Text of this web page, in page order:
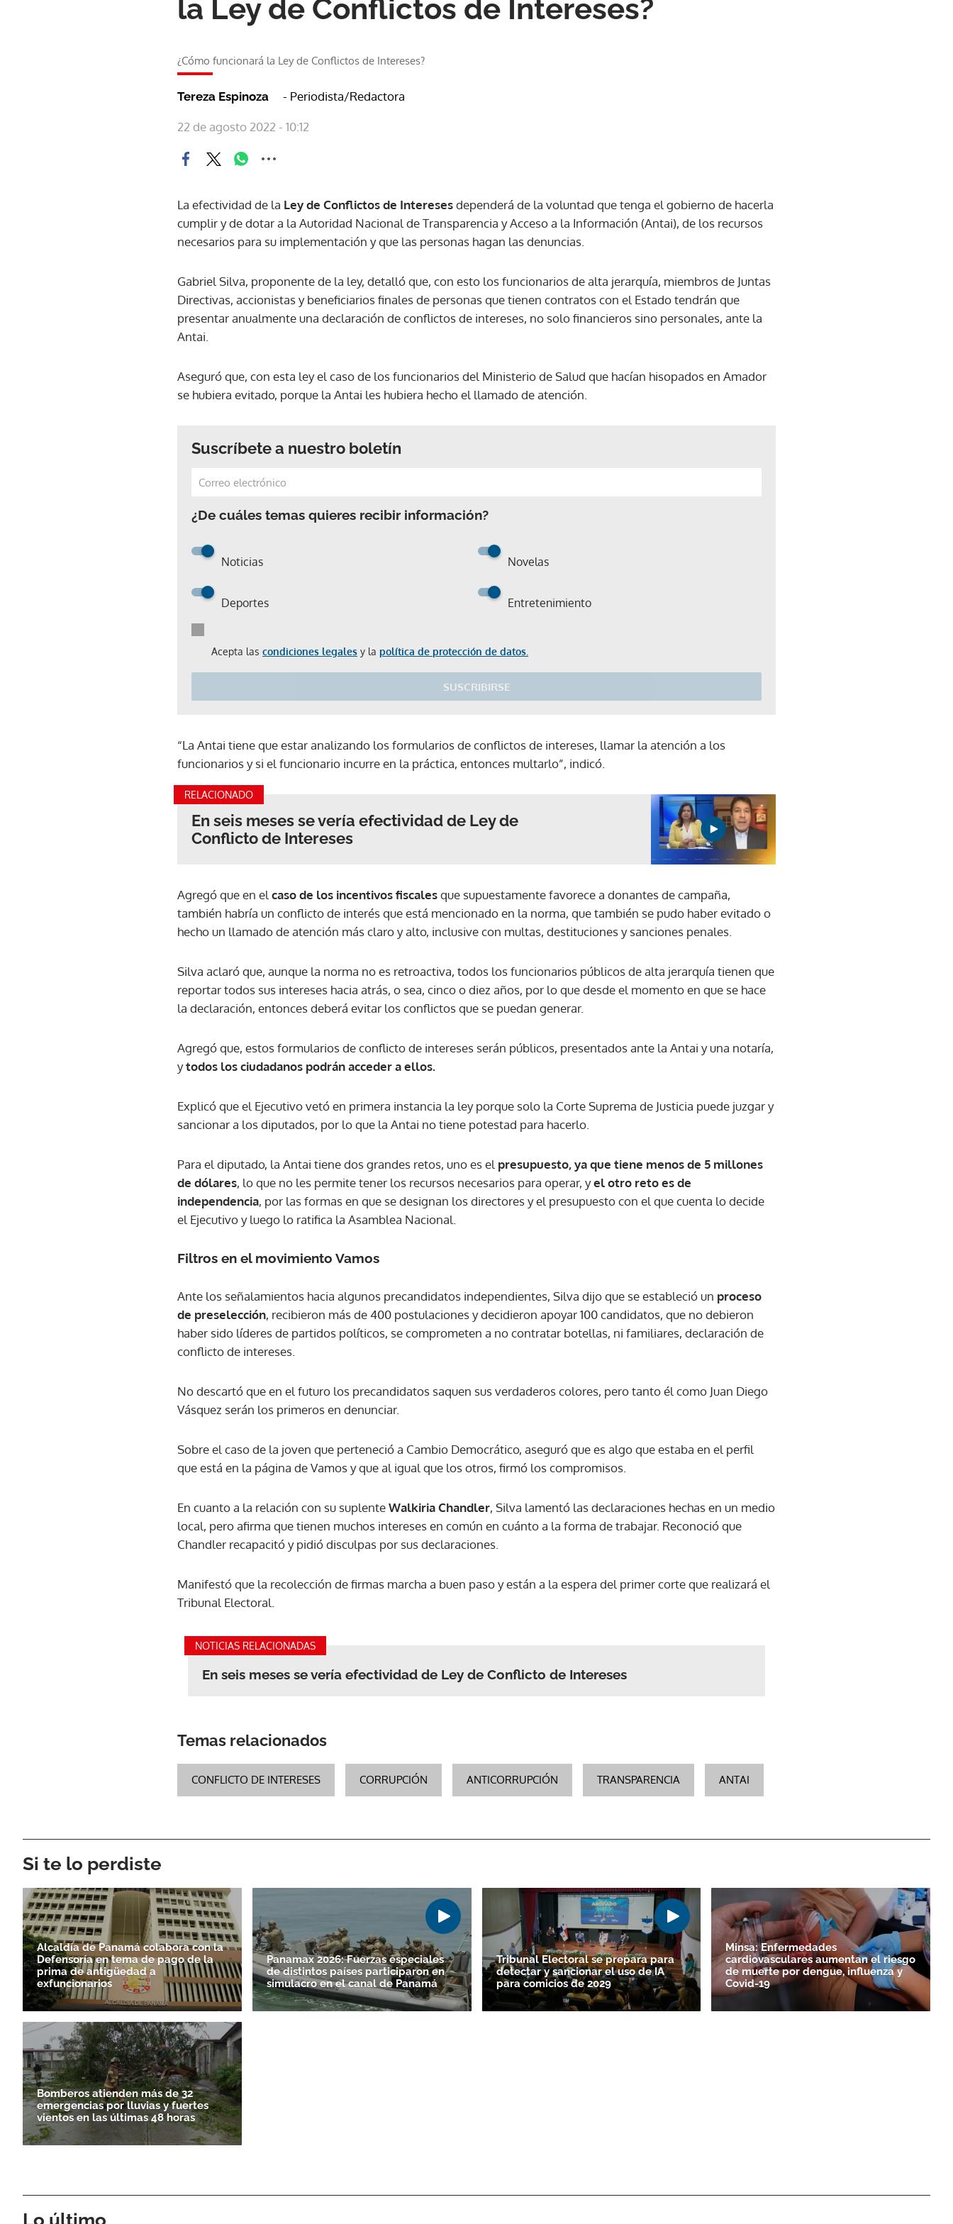
la Ley de Conflictos de Intereses?
¿Cómo funcionará la Ley de Conflictos de Intereses?
Tereza Espinoza - Periodista/Redactora
22 de agosto 2022 - 10:12
La efectividad de la Ley de Conflictos de Interesesdependerá de la voluntad que tenga el gobierno de hacerla
cumplir y de dotar a la Autoridad Nacional de Transparencia y Acceso a la Información (Antai), de los recursos
necesarios para su implementación y que las personas hagan las denuncias.
Gabriel Silva, proponente de la ley, detalló que, con esto los funcionarios de alta jerarquía, miembros de Juntas
Directivas, accionistas y beneficiarios finales de personas que tienen contratos con el Estado tendrán que
presentar anualmente una declaración de conflictos de intereses, no solo financieros sino personales, ante la
Antai.
Aseguró que, con esta ley el caso de los funcionarios del Ministerio de Salud que hacían hisopados en Amador
se hubiera evitado, porque la Antai les hubiera hecho el llamado de atención.
Suscríbete a nuestro boletín
¿De cuáles temas quieres recibir información?
Noticias Novelas
Deportes Entretenimiento
Acepta las condiciones legales y la política de protección de datos.
SUSCRIBIRSE
Gracias por suscribirte a nuestro boletín.
ACEPTAR
“La Antai tiene que estar analizando los formularios de conflictos de intereses, llamar la atención a los
funcionarios y si el funcionario incurre en la práctica, entonces multarlo”, indicó.
RELACIONADO
En seis meses se vería efectividad de Ley de
Conflicto de Intereses
Agregó que en el caso de los incentivos fiscalesque supuestamente favorece a donantes de campaña,
también habría un conflicto de interés que está mencionado en la norma, que también se pudo haber evitado o
hecho un llamado de atención más claro y alto, inclusive con multas, destituciones y sanciones penales.
Silva aclaró que, aunque la norma no es retroactiva, todos los funcionarios públicos de alta jerarquía tienen que
reportar todos sus intereses hacia atrás, o sea, cinco o diez años, por lo que desde el momento en que se hace
la declaración, entonces deberá evitar los conflictos que se puedan generar.
Agregó que, estos formularios de conflicto de intereses serán públicos, presentados ante la Antai y una notaría,
ytodos los ciudadanos podrán acceder a ellos.
Explicó que el Ejecutivo vetó en primera instancia la ley porque solo la Corte Suprema de Justicia puede juzgar y
sancionar a los diputados, por lo que la Antai no tiene potestad para hacerlo.
Para el diputado, la Antai tiene dos grandes retos, uno es el presupuesto, ya que tiene menos de 5 millones
de dólares, lo que no les permite tener los recursos necesarios para operar, yel otro reto es de
independencia, por las formas en que se designan los directores y el presupuesto con el que cuenta lo decide
el Ejecutivo y luego lo ratifica la Asamblea Nacional.
Filtros en el movimiento Vamos
Ante los señalamientos hacia algunos precandidatos independientes, Silva dijo que se estableció un proceso
de preselección, recibieron más de 400 postulaciones y decidieron apoyar 100 candidatos, que no debieron
haber sido líderes de partidos políticos, se comprometen a no contratar botellas, ni familiares, declaración de
conflicto de intereses.
No descartó que en el futuro los precandidatos saquen sus verdaderos colores, pero tanto él como Juan Diego
Vásquez serán los primeros en denunciar.
Sobre el caso de la joven que perteneció a Cambio Democrático, aseguró que es algo que estaba en el perfil
que está en la página de Vamos y que al igual que los otros, firmó los compromisos.
En cuanto a la relación con su suplenteWalkiria Chandler, Silva lamentó las declaraciones hechas en un medio
local, pero afirma que tienen muchos intereses en común en cuánto a la forma de trabajar. Reconoció que
Chandler recapacitó y pidió disculpas por sus declaraciones.
Manifestó que la recolección de firmas marcha a buen paso y están a la espera del primer corte que realizará el
Tribunal Electoral.
NOTICIAS RELACIONADAS
En seis meses se vería efectividad de Ley de Conflicto de Intereses
Temas relacionados
CONFLICTO DE INTERESES CORRUPCIÓN ANTICORRUPCIÓN TRANSPARENCIA ANTAI
Si te lo perdiste
Alcaldía de Panamá colabora con la
Defensoría en tema de pago de la
prima de antigüedad a
exfuncionarios
Panamax 2026: Fuerzas especiales
de distintos países participaron en
simulacro en el canal de Panamá
Tribunal Electoral se prepara para
detectar y sancionar el uso de IA
para comicios de 2029
Minsa: Enfermedades
cardiovasculares aumentan el riesgo
de muerte por dengue, influenza y
Covid-19
Bomberos atienden más de 32
emergencias por lluvias y fuertes
vientos en las últimas 48 horas
Lo último